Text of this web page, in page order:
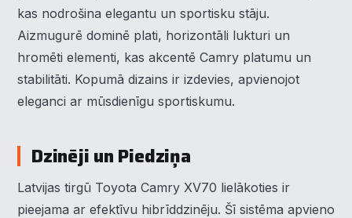
kas nodrošina elegantu un sportisku stāju.
Aizmugurē dominē plati, horizontāli lukturi un
hromēti elementi, kas akcentē Camry platumu un
stabilitāti. Kopumā dizains ir izdevies, apvienojot
eleganci ar mūsdienīgu sportiskumu.
Dzinēji un Piedziņa
Latvijas tirgū Toyota Camry XV70 lielākoties ir
pieejama ar efektīvu hibrīddzinēju. Šī sistēma apvieno